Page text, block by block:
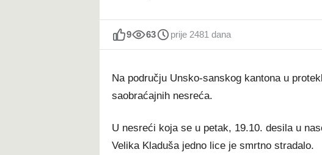
n
9 63 prije 2481 dana
Na području Unsko-sanskog kantona u
saobraćajnih nesreća.
U nesreći koja se u petak, 19.10. desila u
Velika Kladuša jedno lice je smrtno stradalo.